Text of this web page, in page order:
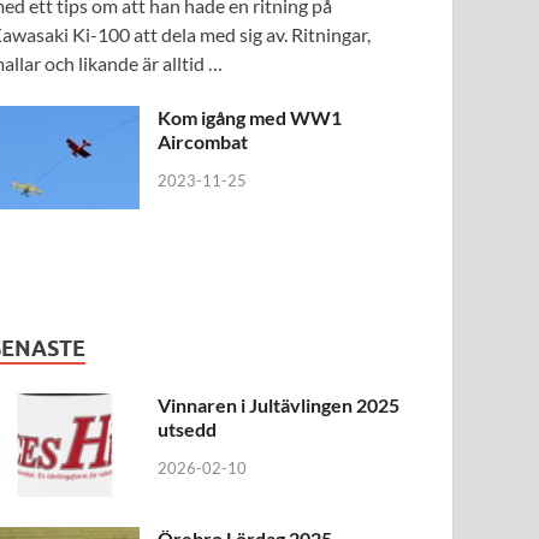
ett tips om att han hade en ritning på
Ki-100 att dela med sig av. Ritningar,
och likande är alltid …
Kom igång med WW1
Aircombat
2023-11-25
Vinnaren i Jultävlingen 2025
utsedd
2026-02-10